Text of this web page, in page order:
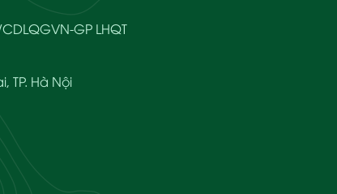
GP LHQT
TP. Hà Nội